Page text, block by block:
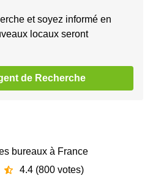
et soyez informé en
locaux seront
de Recherche
bureaux à France
4.4 (800 votes)